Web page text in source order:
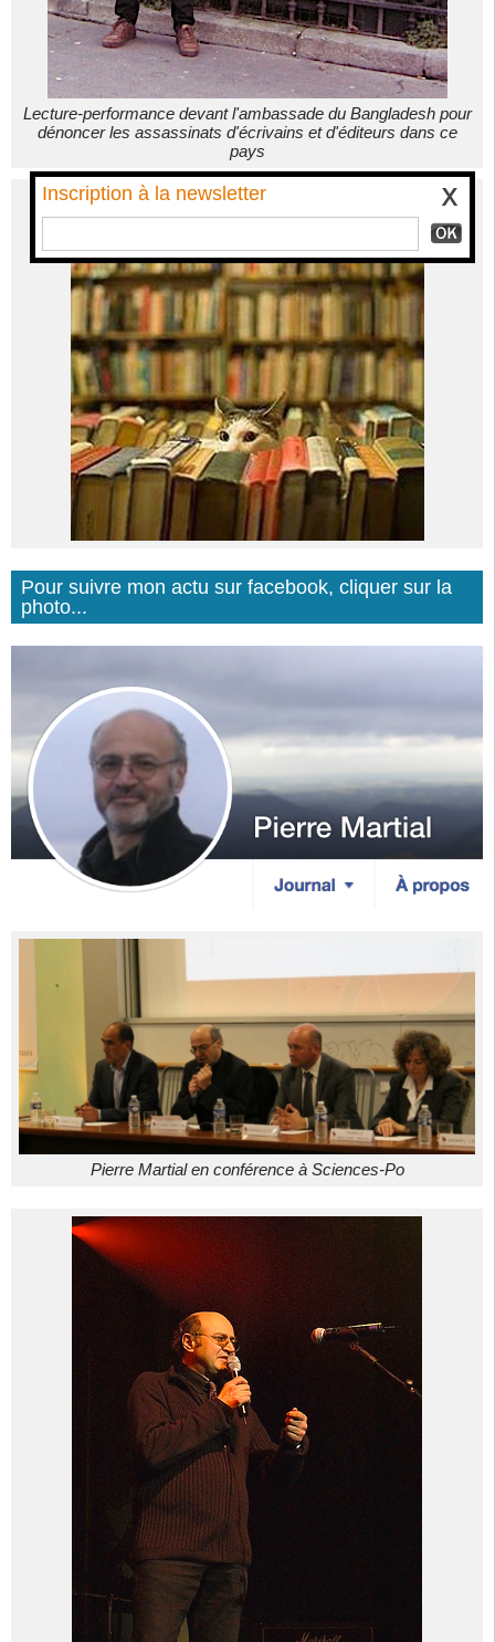
Lecture-performance devant l'ambassade du Bangladesh pour
dénoncer les assassinats d'écrivains et d'éditeurs dans ce
pays
Pour suivre mon actu sur facebook, cliquer sur la
photo...
Pierre Martial en conférence à Sciences-Po
Inscription à la newsletter